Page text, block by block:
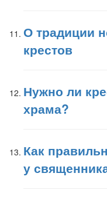
О традиции
крестов
Нужно ли
храма?
Как
у